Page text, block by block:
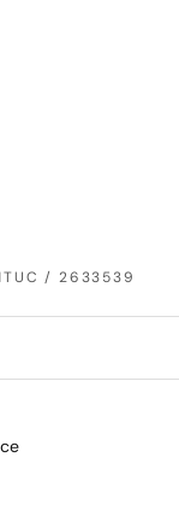
/ 2633539